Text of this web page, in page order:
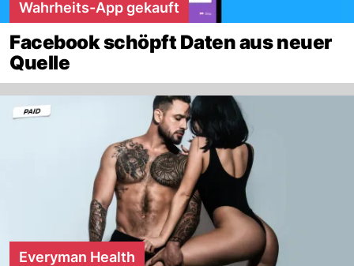
Wahrheits-App gekauft
Facebook schöpft Daten aus neuer
Quelle
Everyman Health